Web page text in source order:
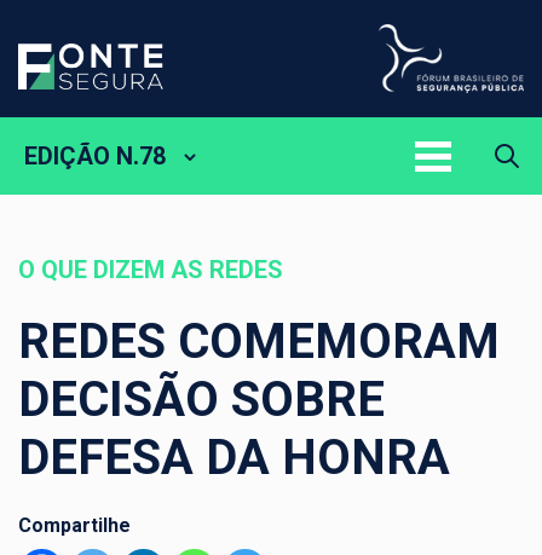
EDIÇÃO N.78
O QUE DIZEM AS REDES
REDES COMEMORAM
DECISÃO SOBRE
DEFESA DA HONRA
Compartilhe